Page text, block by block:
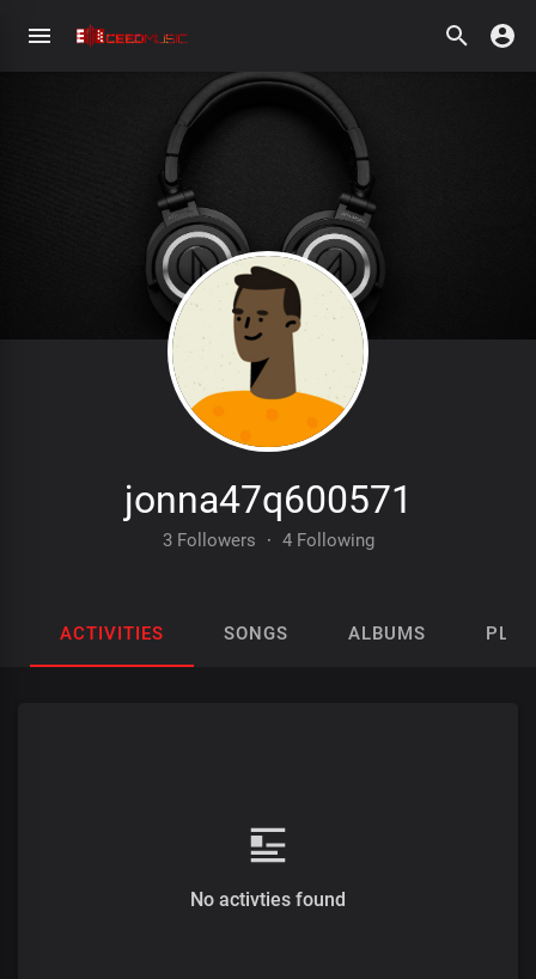
jonna47q600571
3 Followers · 4 Following
ACTIVITIES SONGS ALBUMS
No activties found